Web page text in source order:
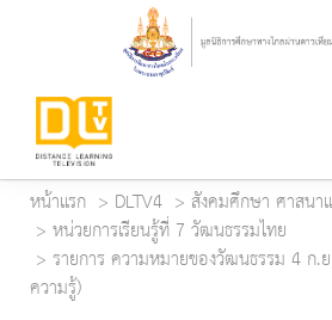
หน้าแรก DLTV4
สังคมศึกษา ศาสนา
หน่วยการเรียนรู้ที่ 7 วัฒนธรรมไทย
รายการ ความหมายของวัฒนธรรม 4 ก.
ความรู้)